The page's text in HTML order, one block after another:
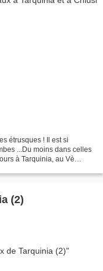
étrusques ! Il est si
...Du moins dans celles
à Tarquinia, au Vè
(2)